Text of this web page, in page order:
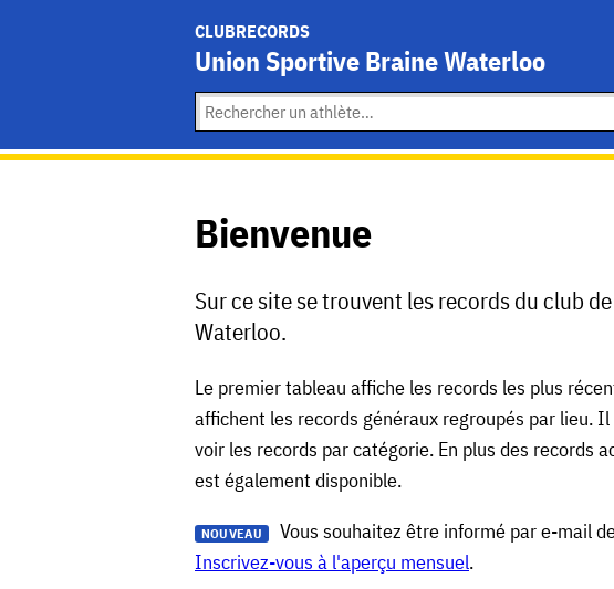
CLUBRECORDS
Union Sportive Braine Waterloo
Bienvenue
Sur ce site se trouvent les records du club
Waterloo.
Le premier tableau affiche les records les plus
affichent les records généraux regroupés par lieu.
voir les records par catégorie. En plus des records
est également disponible.
NOUVEAU
Vous souhaitez être informé par e-mail
Inscrivez-vous à l'aperçu mensuel.